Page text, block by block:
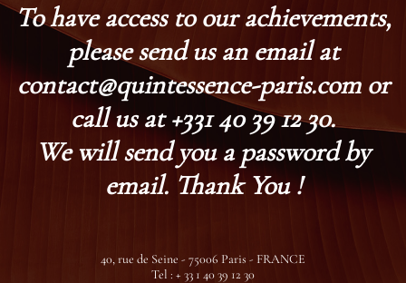
To have access to our achievements,
please send us an email at
contact@quintessence-paris.com or
call us at +331 40 39 12 30.
We will send you a password by
email. Thank You !
40, rue de Seine - 75006 Paris - FRANCE
Tel : + 33 1 40 39 12 30